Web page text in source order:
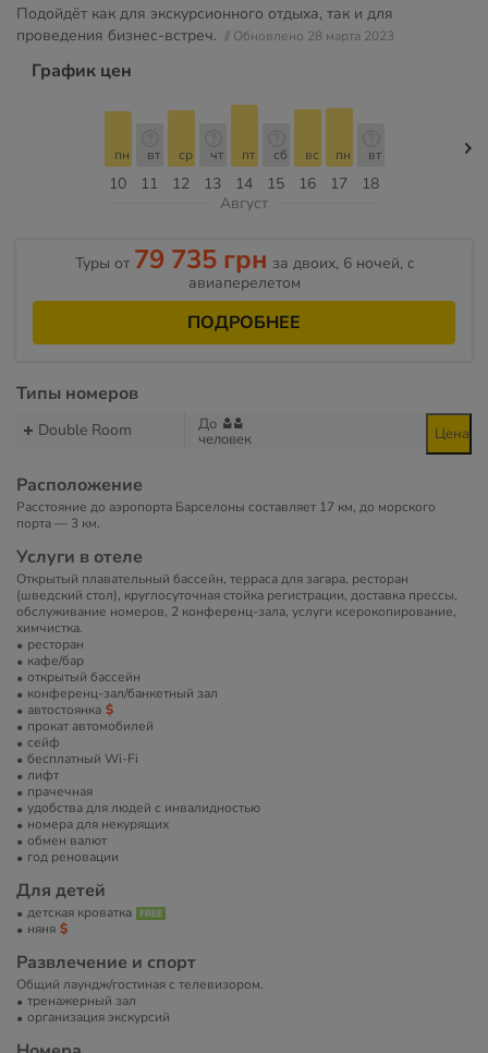
Подойдёт как для экскурсионного отдыха, так и для
проведения бизнес-встреч. // Обновлено 28 марта 2023
График цен
10
пн
11
вт
12
ср
13
чт
14
пт
15
сб
16
вс
17
пн
18
вт
Август
Туры от 79 735 грн за двоих, 6 ночей, c
авиаперелетом
ПОДРОБНЕЕ
Типы номеров
Double Room До
человек Цена
Расположение
Расстояние до аэропорта Барселоны составляет 17 км, до морского
порта — 3 км.
Услуги в отеле
Открытый плавательный бассейн, терраса для загара, ресторан
(шведский стол), круглосуточная стойка регистрации, доставка прессы,
обслуживание номеров, 2 конференц-зала, услуги ксерокопирование,
химчистка.
ресторан
кафе/бар
открытый бассейн
конференц-зал/банкетный зал
автостоянка
прокат автомобилей
сейф
бесплатный Wi-Fi
лифт
прачечная
удобства для людей с инвалидностью
номера для некурящих
обмен валют
год реновации
Для детей
детская кроватка
няня
Развлечение и спорт
Общий лаундж/гостиная с телевизором.
тренажерный зал
организация экскурсий